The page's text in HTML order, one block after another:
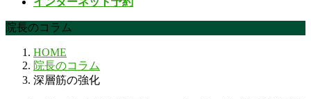
院長のコラム
HOME
院長のコラム
深層筋の強化